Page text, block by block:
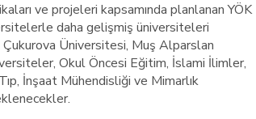
ve projeleri kapsamında planlanan YÖK
daha gelişmiş üniversiteleri
Üniversitesi, Muş Alparslan
Okul Öncesi Eğitim, İslami İlimler,
İnşaat Mühendisliği ve Mimarlık